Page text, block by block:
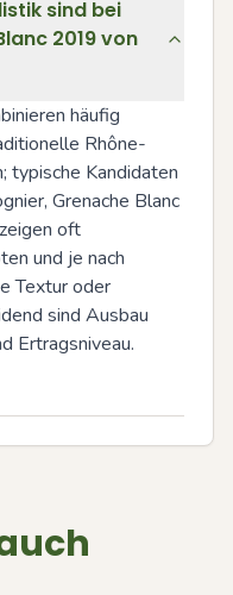
sind bei
2019 von
häufig
Rhône-
typische Kandidaten
Grenache Blanc
oft
und je nach
Textur oder
sind Ausbau
Ertragsniveau.